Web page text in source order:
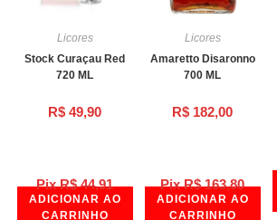
Pix R$44,91
Licores
Stock Curaçau Red
720 ML
R$ 49,90
ADICIONAR AO
CARRINHO
Pix R$163,80
Licores
Amaretto Disaronno
700 ML
R$ 182,00
ADICIONAR AO
CARRINHO